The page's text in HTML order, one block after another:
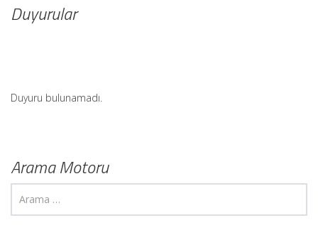
Duyurular
Duyuru bulunamadı.
Arama Motoru